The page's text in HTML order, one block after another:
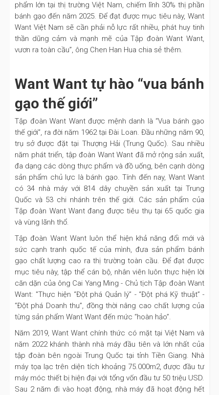
phẩm lớn tại thị trường Việt Nam, chiếm lĩnh 30% thị phần
bánh gạo đến năm 2025. Để đạt được mục tiêu này, Want
Want Việt Nam sẽ cần phải nỗ lực rất nhiều, phát huy tinh
thần dũng cảm và mạnh mẽ của Tập đoàn Want Want,
vươn ra toàn cầu”, ông Chen Han Hua chia sẻ thêm.
Want Want tự hào “vua bánh
gạo thế giới”
Tập đoàn Want Want được mệnh danh là “Vua bánh gạo
thế giới”, ra đời năm 1962 tại Đài Loan. Đầu những năm 90,
trụ sở được đặt tại Thượng Hải (Trung Quốc). Sau nhiều
năm phát triển, tập đoàn Want Want đã mở rộng sản xuất,
đa dạng các dòng thực phẩm và đồ uống, bên cạnh dòng
sản phẩm chủ lực là bánh gạo. Tính đến nay, Want Want
có 34 nhà máy với 814 dây chuyền sản xuất tại Trung
Quốc và 53 chi nhánh trên thế giới. Các sản phẩm của
Tập đoàn Want Want đang được tiêu thụ tại 65 quốc gia
và vùng lãnh thổ.
Tập đoàn Want Want luôn thể hiện khả năng đổi mới và
sức cạnh tranh quốc tế của mình, đưa sản phẩm bánh
gạo chất lượng cao ra thị trường toàn cầu. Để đạt được
mục tiêu này, tập thể cán bộ, nhân viên luôn thực hiện lời
căn dặn của ông Cai Yang Ming - Chủ tịch Tập đoàn Want
Want: "Thực hiện “Đột phá Quản lý” - “Đột phá Kỹ thuật” -
“Đột phá Doanh thu”, đồng thời nâng cao chất lượng của
từng sản phẩm Want Want đến mức “hoàn hảo”.
Năm 2019, Want Want chính thức có mặt tại Việt Nam và
năm 2022 khánh thành nhà máy đầu tiên và lớn nhất của
tập đoàn bên ngoài Trung Quốc tại tỉnh Tiền Giang. Nhà
máy tọa lạc trên diện tích khoảng 75.000m2, được đầu tư
máy móc thiết bị hiện đại với tổng vốn đầu tư 50 triệu USD.
Sau 2 năm đi vào hoạt động, nhà máy đã hoạt động hết